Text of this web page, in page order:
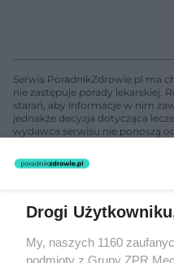
Serwis PoradnikZdrowie.pl ma
nie zastępuje porady lekarskiej.
starań, aby informacje w nim
jednakże decyzja dotycząca
wydawca serwisu nie ponoszą
nie prowadzi działalności
świadczeń zdrowotnych w
Żaden utwór zamieszczony w
rozpowszechniany lub dalej
Drogi
My, naszych 1160
podmioty z Grupy ZPR